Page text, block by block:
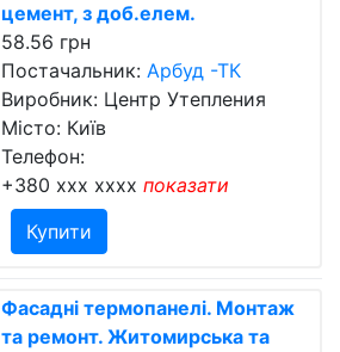
цемент, з доб.елем.
58.56 грн
Постачальник: Арбуд -ТК
Виробник: Центр Утепления
Місто: Київ
Телефон:
+380 xxx xxxx показати
Купити
Фасадні термопанелі. Монтаж
та ремонт. Житомирська та